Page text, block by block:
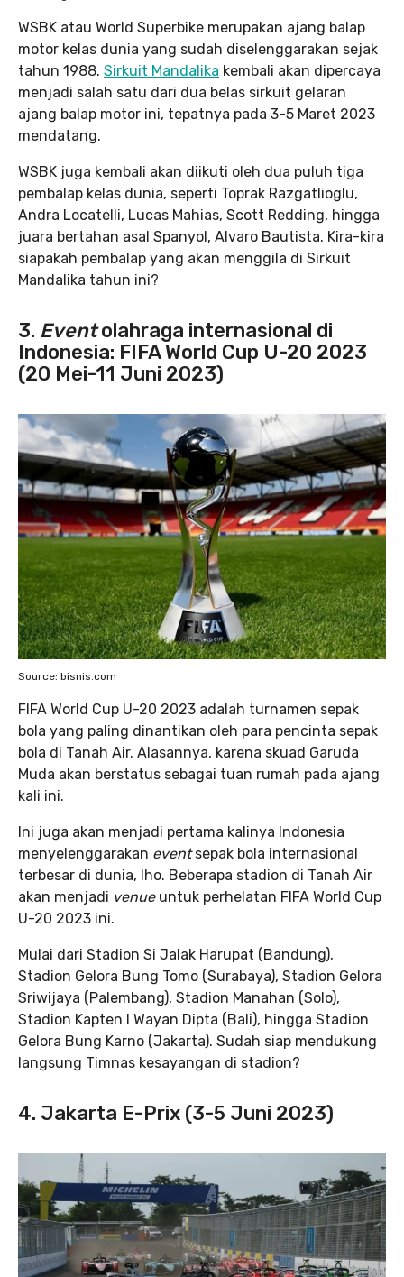
WSBK atau World Superbike merupakan ajang balap
motor kelas dunia yang sudah diselenggarakan sejak
tahun 1988. Sirkuit Mandalika kembali akan dipercaya
menjadi salah satu dari dua belas sirkuit gelaran
ajang balap motor ini, tepatnya pada 3-5 Maret 2023
mendatang.
WSBK juga kembali akan diikuti oleh dua puluh tiga
pembalap kelas dunia, seperti Toprak Razgatlioglu,
Andra Locatelli, Lucas Mahias, Scott Redding, hingga
juara bertahan asal Spanyol, Alvaro Bautista. Kira-kira
siapakah pembalap yang akan menggila di Sirkuit
Mandalika tahun ini?
3. Eventolahraga internasional di
Indonesia: FIFA World Cup U-20 2023
(20 Mei-11 Juni 2023)
Source: bisnis.com
FIFA World Cup U-20 2023 adalah turnamen sepak
bola yang paling dinantikan oleh para pencinta sepak
bola di Tanah Air. Alasannya, karena skuad Garuda
Muda akan berstatus sebagai tuan rumah pada ajang
kali ini.
Ini juga akan menjadi pertama kalinya Indonesia
menyelenggarakan eventsepak bola internasional
terbesar di dunia, lho. Beberapa stadion di Tanah Air
akan menjadi venue untuk perhelatan FIFA World Cup
U-20 2023 ini.
Mulai dari Stadion Si Jalak Harupat (Bandung),
Stadion Gelora Bung Tomo (Surabaya), Stadion Gelora
Sriwijaya (Palembang), Stadion Manahan (Solo),
Stadion Kapten I Wayan Dipta (Bali), hingga Stadion
Gelora Bung Karno (Jakarta). Sudah siap mendukung
langsung Timnas kesayangan di stadion?
4. Jakarta E-Prix (3-5 Juni 2023)